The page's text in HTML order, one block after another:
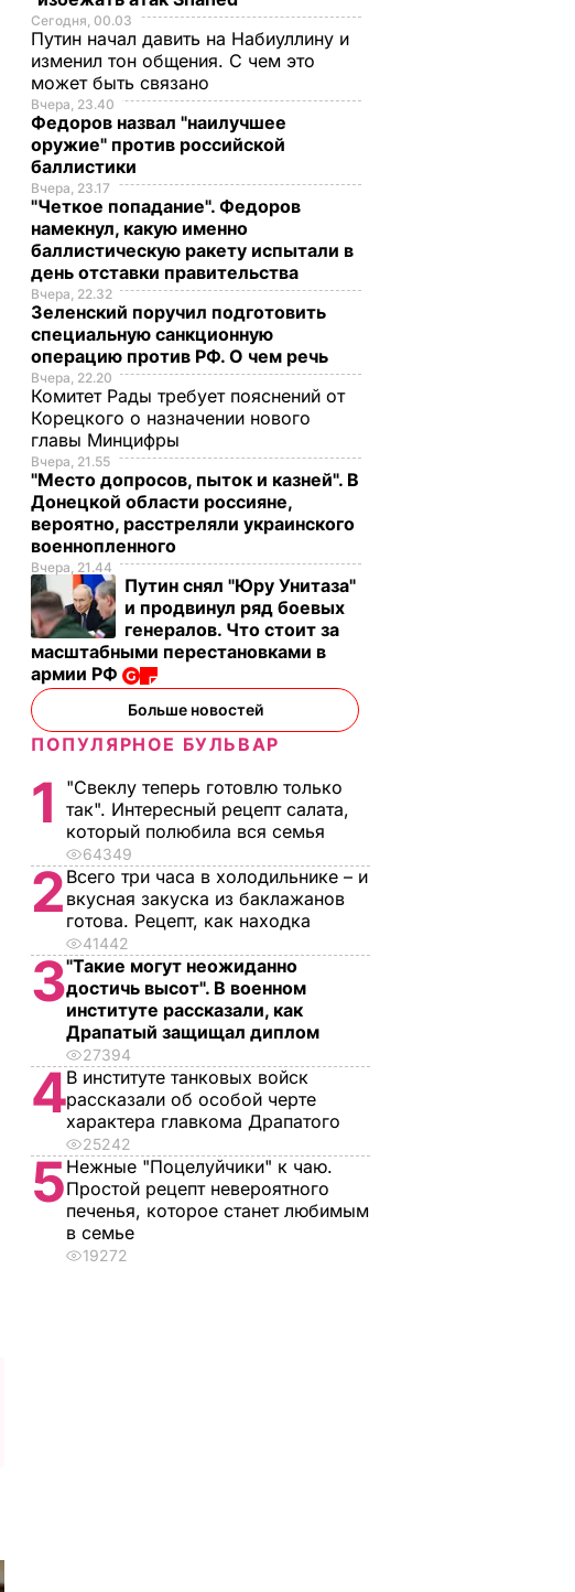
Сегодня, 00.03
Путин начал давить на Набиуллину и
изменил тон общения. С чем это
может быть связано
Вчера, 23.40
Федоров назвал "наилучшее
оружие" против российской
баллистики
Вчера, 23.17
"Четкое попадание". Федоров
намекнул, какую именно
баллистическую ракету испытали в
день отставки правительства
Вчера, 22.32
Зеленский поручил подготовить
специальную санкционную
операцию против РФ. О чем речь
Вчера, 22.20
Комитет Рады требует пояснений от
Корецкого о назначении нового
главы Минцифры
Вчера, 21.55
"Место допросов, пыток и казней". В
Донецкой области россияне,
вероятно, расстреляли украинского
военнопленного
Вчера, 21.44
Путин снял "Юру Унитаза"
и продвинул ряд боевых
генералов. Что стоит за
масштабными перестановками в
армии РФ
Больше новостей
ПОПУЛЯРНОЕ БУЛЬВАР
1
"Свеклу теперь готовлю только
так". Интересный рецепт салата,
который полюбила вся семья
64349
2 Всего три часа в холодильнике – и
вкусная закуска из баклажанов
готова. Рецепт, как находка
41442
3"Такие могут неожиданно
достичь высот". В военном
институте рассказали, как
Драпатый защищал диплом
27394
4В институте танковых войск
рассказали об особой черте
характера главкома Драпатого
25242
5Нежные "Поцелуйчики" к чаю.
Простой рецепт невероятного
печенья, которое станет любимым
в семье
19272